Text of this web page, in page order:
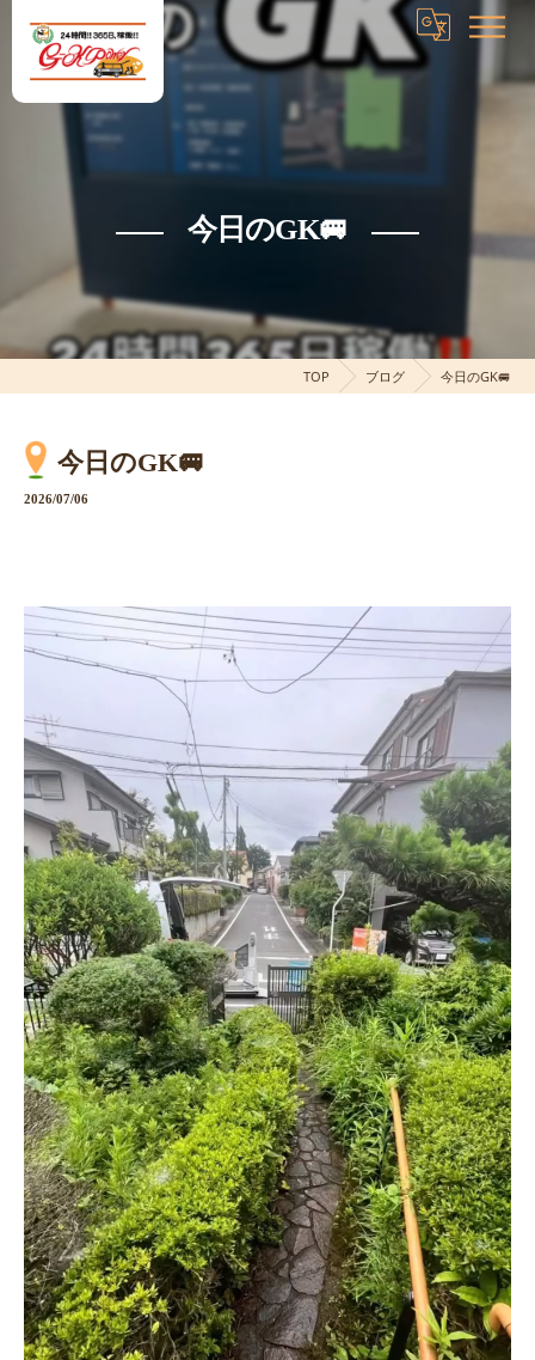
今日のGK🚐
TOP ブログ 今日のGK🚐
今日のGK🚐
2026/07/06